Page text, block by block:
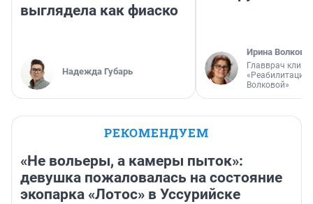
выглядела как фиаско
Надежда Губарь
Ирина Волкова
Главврач
«Реабилитация
Волковой»
РЕКОМЕНДУЕМ
«Не вольеры, а камеры пыток»:
девушка пожаловалась на состояние
экопарка «Лотос» в Уссурийске